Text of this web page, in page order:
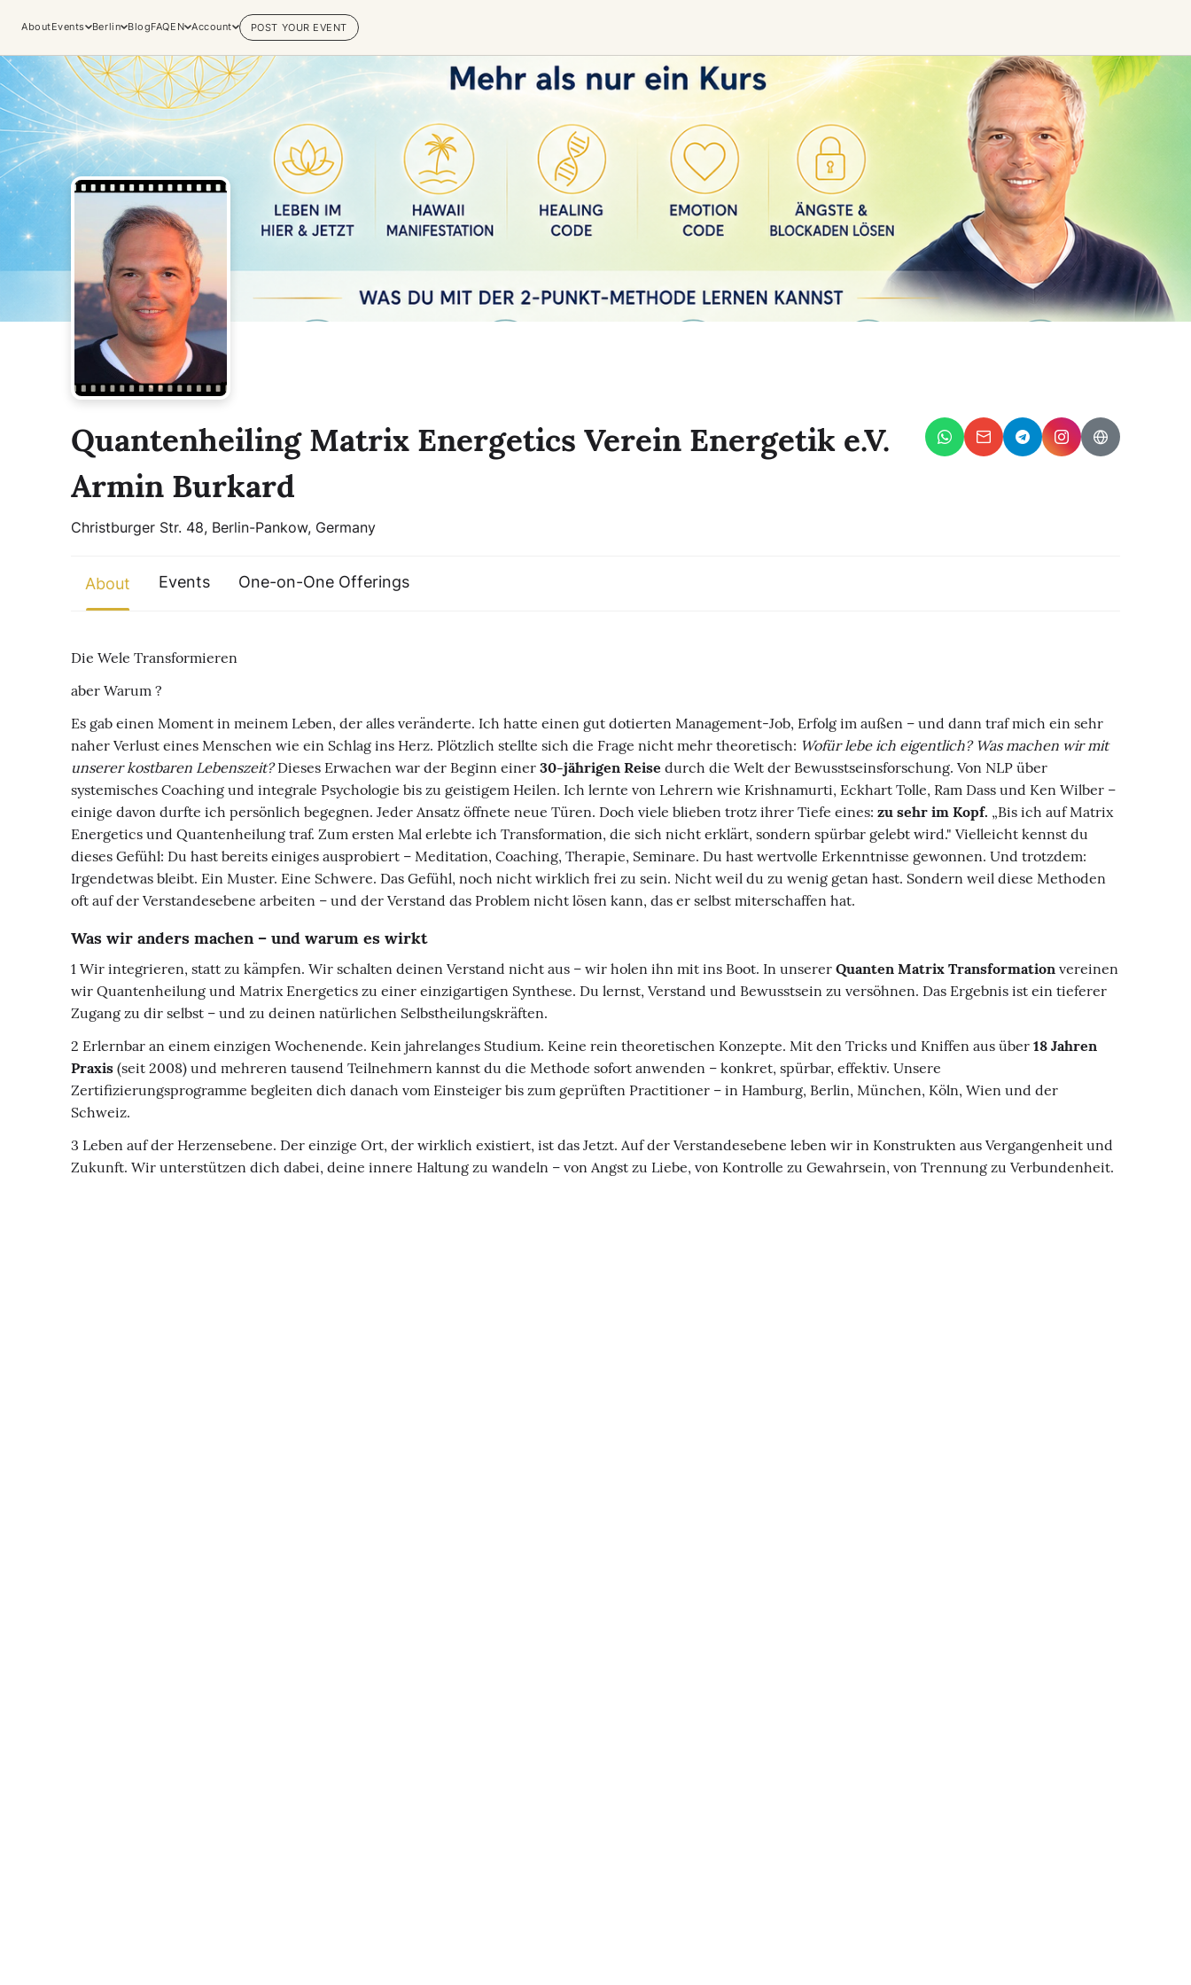
AboutEvents
Explore
Experiences
Discover conscious events, life
changing retreats, and private
sessions across the world's most
vibrant spiritual hubs.
Browse all categories
Practices & Inner
Work
Yoga
Meditation
Breathwork
Embodiment
Tantra
Kirtan
Sound Healing
Cacao Ceremony
Conscious Dance
Transformative &
Collective
Experiences
Retreat
Festival
Other
Find trending events
world wide
A global view of gatherings where
connection, presence, and growth
are actively unfolding.
Berlin BlogFAQEN Account POST YOUR EVENT
Quantenheiling Matrix Energetics Verein Energetik e.V.
Armin Burkard
Christburger Str. 48, Berlin-Pankow, Germany
About Events One-on-One Offerings
Die Wele Transformieren
aber Warum ?
Es gab einen Moment in meinem Leben, der alles veränderte. Ich hatte einen gut dotierten Management-Job, Erfolg im außen – und dann traf mich ein sehr
naher Verlust eines Menschen wie ein Schlag ins Herz. Plötzlich stellte sich die Frage nicht mehr theoretisch: Wofür lebe ich eigentlich? Was machen wir mit
unserer kostbaren Lebenszeit?Dieses Erwachen war der Beginn einer 30-jährigen Reise durch die Welt der Bewusstseinsforschung. Von NLP über
systemisches Coaching und integrale Psychologie bis zu geistigem Heilen. Ich lernte von Lehrern wie Krishnamurti, Eckhart Tolle, Ram Dass und Ken Wilber –
einige davon durfte ich persönlich begegnen. Jeder Ansatz öffnete neue Türen. Doch viele blieben trotz ihrer Tiefe eines: zu sehr im Kopf. „Bis ich auf Matrix
Energetics und Quantenheilung traf. Zum ersten Mal erlebte ich Transformation, die sich nicht erklärt, sondern spürbar gelebt wird." Vielleicht kennst du
dieses Gefühl: Du hast bereits einiges ausprobiert – Meditation, Coaching, Therapie, Seminare. Du hast wertvolle Erkenntnisse gewonnen. Und trotzdem:
Irgendetwas bleibt. Ein Muster. Eine Schwere. Das Gefühl, noch nicht wirklich frei zu sein. Nicht weil du zu wenig getan hast. Sondern weil diese Methoden
oft auf der Verstandesebene arbeiten – und der Verstand das Problem nicht lösen kann, das er selbst miterschaffen hat.
Was wir anders machen – und warum es wirkt
1 Wir integrieren, statt zu kämpfen. Wir schalten deinen Verstand nicht aus – wir holen ihn mit ins Boot. In unserer Quanten Matrix Transformation vereinen
wir Quantenheilung und Matrix Energetics zu einer einzigartigen Synthese. Du lernst, Verstand und Bewusstsein zu versöhnen. Das Ergebnis ist ein tieferer
Zugang zu dir selbst – und zu deinen natürlichen Selbstheilungskräften.
2 Erlernbar an einem einzigen Wochenende. Kein jahrelanges Studium. Keine rein theoretischen Konzepte. Mit den Tricks und Kniffen aus über 18 Jahren
Praxis (seit 2008) und mehreren tausend Teilnehmern kannst du die Methode sofort anwenden – konkret, spürbar, effektiv. Unsere
Zertifizierungsprogramme begleiten dich danach vom Einsteiger bis zum geprüften Practitioner – in Hamburg, Berlin, München, Köln, Wien und der
Schweiz.
3 Leben auf der Herzensebene. Der einzige Ort, der wirklich existiert, ist das Jetzt. Auf der Verstandesebene leben wir in Konstrukten aus Vergangenheit und
Zukunft. Wir unterstützen dich dabei, deine innere Haltung zu wandeln – von Angst zu Liebe, von Kontrolle zu Gewahrsein, von Trennung zu Verbundenheit.